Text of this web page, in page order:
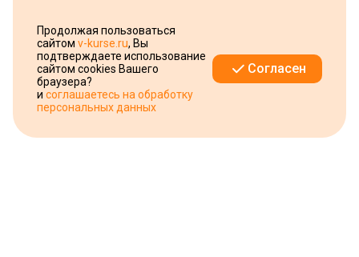
Продолжая пользоваться
сайтом v-kurse.ru, Вы
подтверждаете использование
сайтом cookies Вашего
браузера?
и соглашаетесь на обработку
персональных данных
Согласен